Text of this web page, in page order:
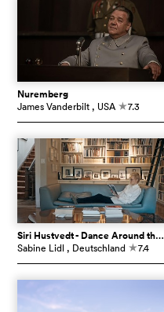
Nuremberg
James Vanderbilt , USA c7.3
Siri Hustvedt - Dance Around the Self
Sabine Lidl , Deutschland c7.4